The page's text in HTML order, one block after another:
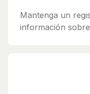
Mantenga un
información